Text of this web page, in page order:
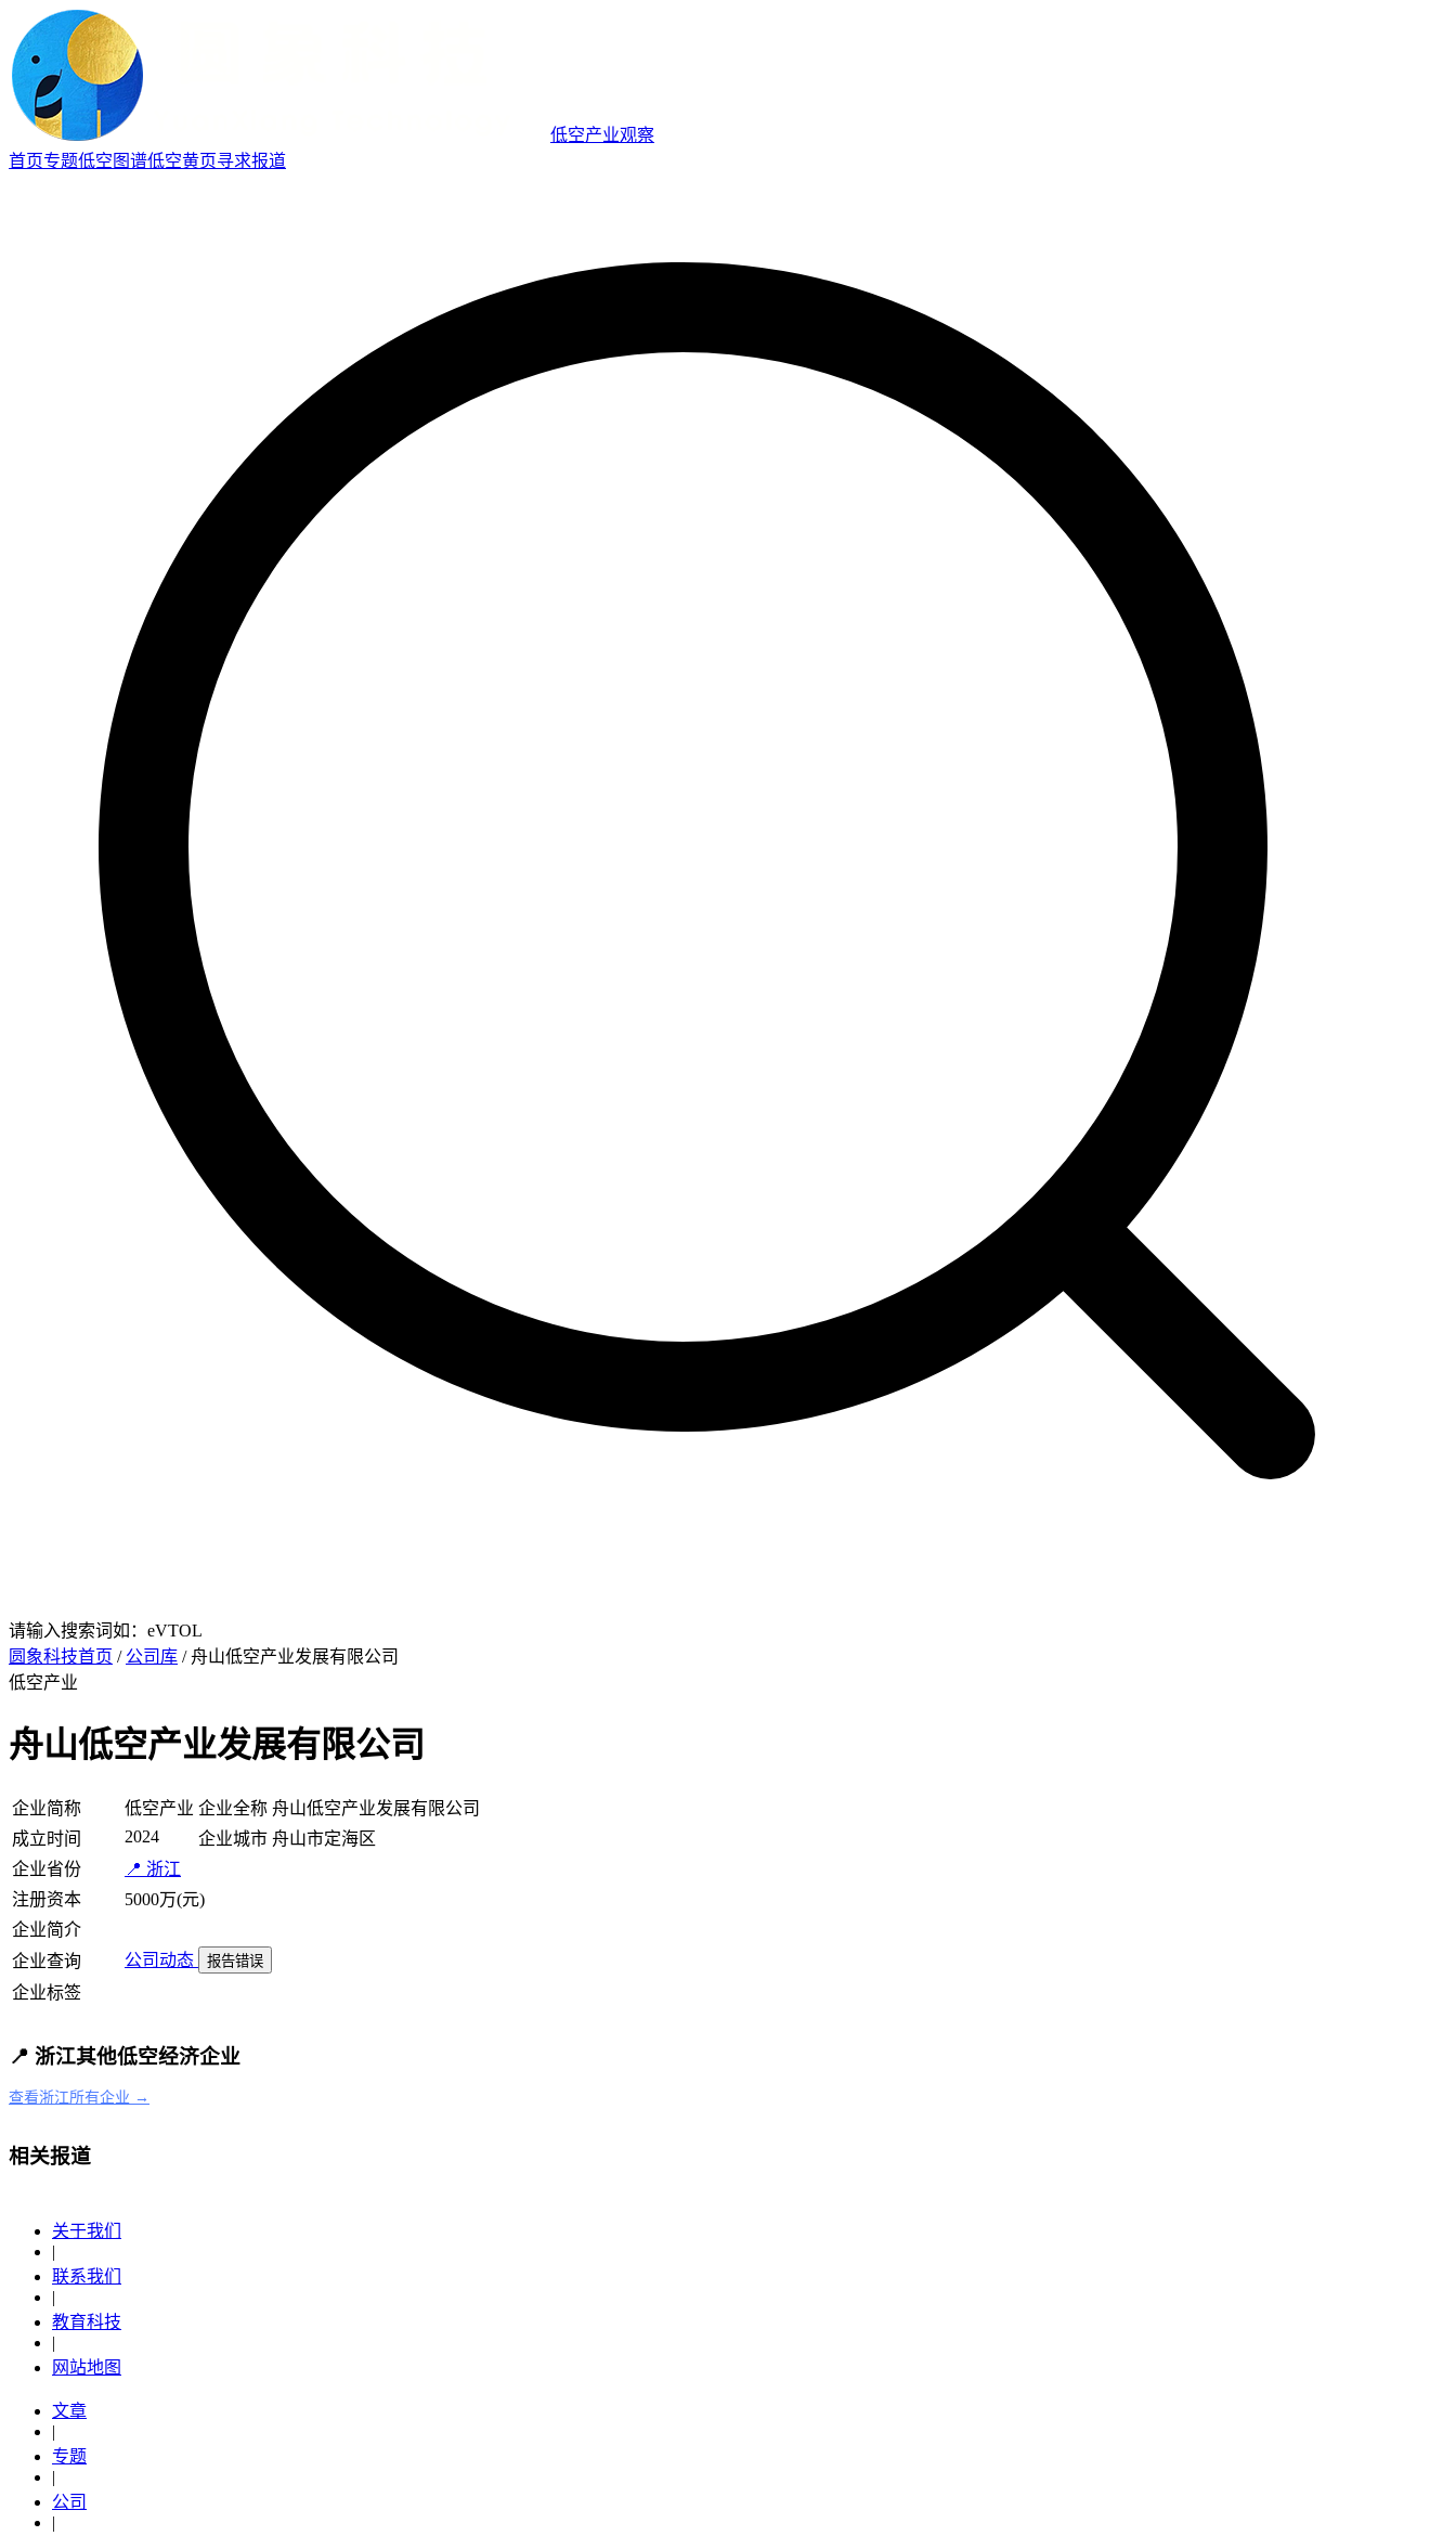
低空产业观察
首页专题低空图谱低空黄页寻求报道
请输入搜索词如：eVTOL
圆象科技首页 / 公司库 / 舟山低空产业发展有限公司
低空产业
舟山低空产业发展有限公司
企业简称 低空产业 企业全称 舟山低空产业发展有限公司
成立时间
2024 企业城市 舟山市定海区
企业省份
📍 浙江
注册资本
5000万(元)
企业简介
企业查询
公司动态 报告错误
企业标签
📍 浙江其他低空经济企业
查看浙江所有企业 →
相关报道
关于我们
|
联系我们
|
教育科技
|
网站地图
文章
|
专题
|
公司
|